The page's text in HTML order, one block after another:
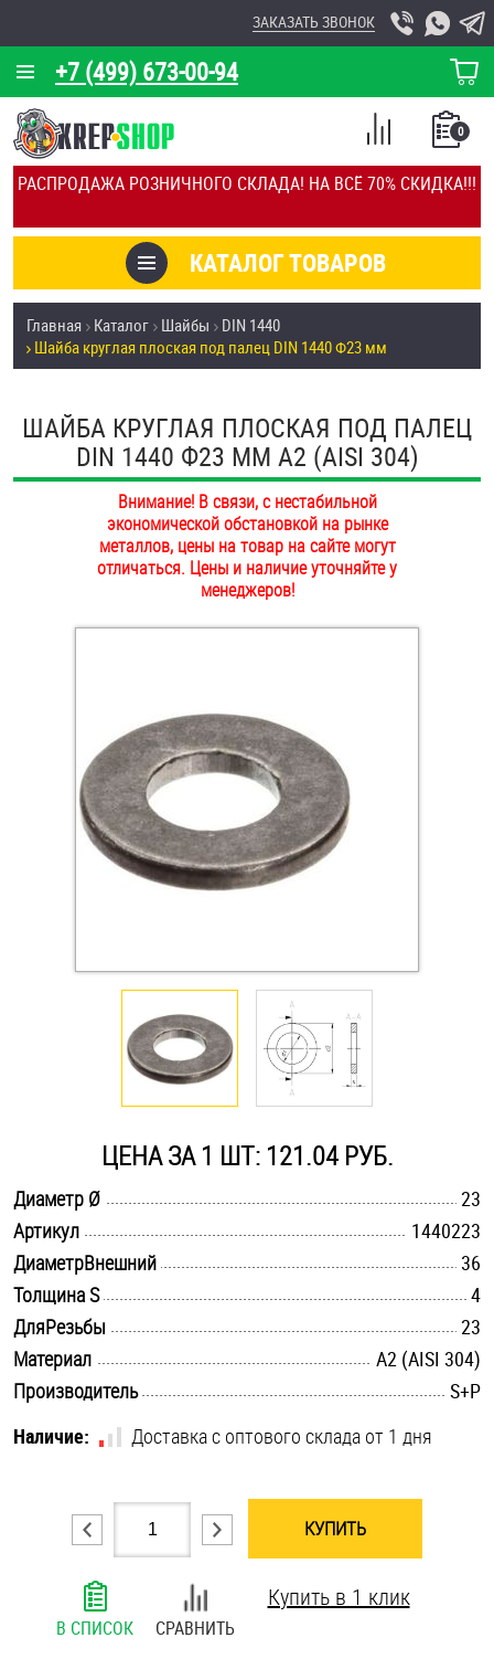
РАСПРОДАЖА РОЗНИЧНОГО СКЛАДА! НА ВСЁ 70% СКИДКА!!!
+7 (499) 673-00-94
ЗАКАЗАТЬ ЗВОНОК
КОРЗИНА
О КОМПАНИИ
КАЛЬКУЛЯТОР
ОТЗЫВЫ
УСЛУГИ
СКИДКИ
ОПТ
ПОКУПАТЕЛЯМ
ОПЛАТА И ДОСТАВКА
НАШИ МАГАЗИНЫ
КАТАЛОГ ТОВАРОВ
0
СПИСОК
СРАВНЕНИЕ
Товары со скидкой
Анкеры
Антивандальный крепёж, инструмент
Болты и винты
Втулки
Заклепки (Гайки-Заклепки)
Инструмент
Крюки, кольца с метрической резьбой
Крюки, кольца с шурупной резьбой
Оснастка и аксессуары для яхт
Саморезы и шурупы
Стопорные кольца
Такелаж
Хомуты
Шплинты
Штифты и пальцы
Главная Каталог Шайбы
DIN 1440
Шайба круглая плоская под палец DIN 1440 Ф23 мм
ШАЙБА КРУГЛАЯ ПЛОСКАЯ ПОД ПАЛЕЦ
DIN 1440 Ф23 ММ А2 (AISI 304)
Внимание! В связи, с нестабильной
экономической обстановкой на рынке
металлов, цены на товар на сайте могут
отличаться. Цены и наличие уточняйте у
менеджеров!
ЦЕНА ЗА 1 ШТ: 121.04 РУБ.
Диаметр Ø
23
Артикул
1440223
ДиаметрВнешний
36
Толщина S
4
ДляРезьбы
23
Материал
А2 (AISI 304)
Производитель
S+P
Наличие:
Доставка с оптового склада от 1 дня
КУПИТЬ
В СПИСОК СРАВНИТЬ
Купить в 1 клик